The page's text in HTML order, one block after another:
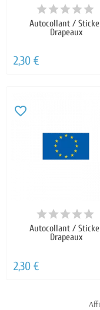
Autocollant /
Drapeaux
2,30 €
favorite_border
Autocollant /
Drapeaux
2,30 €